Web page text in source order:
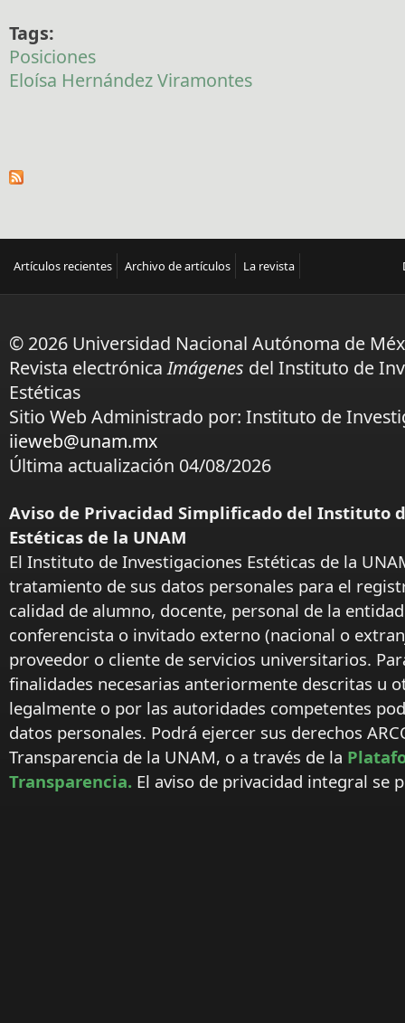
Tags:
Posiciones
Eloísa Hernández Viramontes
Artículos recientes Archivo de artículos La revista
© 2026 Universidad Nacional Autónoma de
Revista electrónicaImágenes del Instituto de
Estéticas
Sitio Web Administrado por: Instituto de
iieweb@unam.mx
Última actualización 04/08/2026
Aviso de Privacidad Simplificado del Instituto
Estéticas de la UNAM
El Instituto de Investigaciones Estéticas de la
tratamiento de sus datos personales para el
calidad de alumno, docente, personal de la
conferencista o invitado externo (nacional o
proveedor o cliente de servicios universitarios.
finalidades necesarias anteriormente descritas u
legalmente o por las autoridades competentes
datos personales. Podrá ejercer sus derechos
Transparencia de la UNAM, o a través de la
Transparencia. El aviso de privacidad integral se